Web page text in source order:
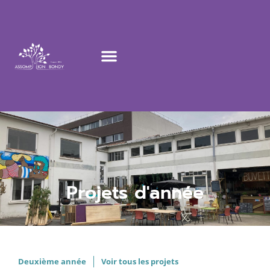
Projets d'année
Deuxième année Voir tous les projets